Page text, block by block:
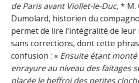
de Paris avant Viollet-le-Duc,* M.
Dumolard, historien du
permet de lire l’intégralité de
sans corrections, dont cette
confusion : « Ensuite étant
enrayure au niveau des faitages
placée le beffroi des petites